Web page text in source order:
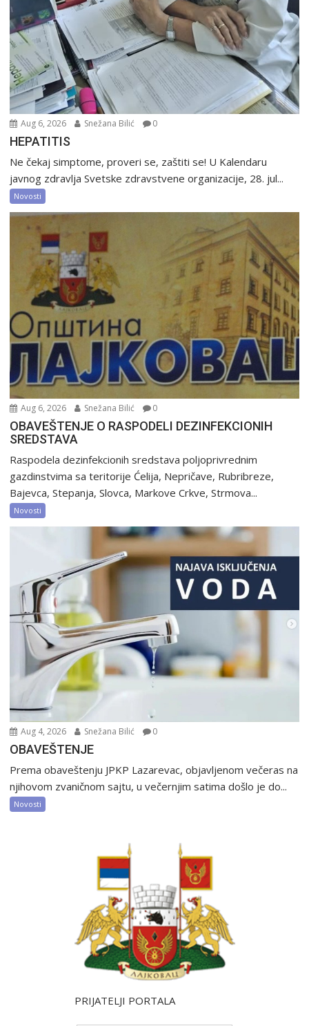
Aug 6, 2026 Snežana Bilić 0
HEPATITIS
Ne čekaj simptome, proveri se, zaštiti se! U Kalendaru
javnog zdravlja Svetske zdravstvene organizacije, 28. jul...
Novosti
Aug 6, 2026 Snežana Bilić 0
OBAVEŠTENJE O RASPODELI DEZINFEKCIONIH
SREDSTAVA
Raspodela dezinfekcionih sredstava poljoprivrednim
gazdinstvima sa teritorije Ćelija, Nepričave, Rubribreze,
Bajevca, Stepanja, Slovca, Markove Crkve, Strmova...
Novosti
Aug 4, 2026 Snežana Bilić 0
OBAVEŠTENJE
Prema obaveštenju JPKP Lazarevac, objavljenom večeras na
njihovom zvaničnom sajtu, u večernjim satima došlo je do...
Novosti
PRIJATELJI PORTALA